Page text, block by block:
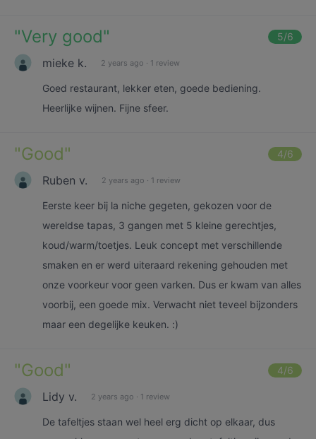
"Very good" 5/6
mieke k. 2 years ago · 1 review
Goed restaurant, lekker eten, goede bediening.
Heerlijke wijnen. Fijne sfeer.
"Good" 4/6
Ruben v. 2 years ago · 1 review
Eerste keer bij la niche gegeten, gekozen voor de
wereldse tapas, 3 gangen met 5 kleine gerechtjes,
koud/warm/toetjes. Leuk concept met verschillende
smaken en er werd uiteraard rekening gehouden met
onze voorkeur voor geen varken. Dus er kwam van alles
voorbij, een goede mix. Verwacht niet teveel bijzonders
maar een degelijke keuken. :)
"Good" 4/6
Lidy v. 2 years ago · 1 review
De tafeltjes staan wel heel erg dicht op elkaar, dus